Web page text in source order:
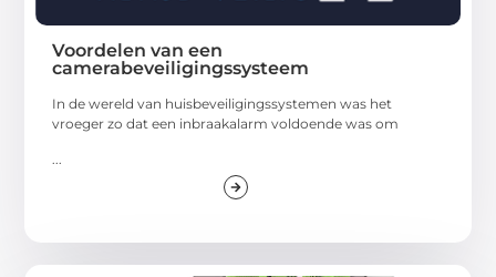
Voordelen van een
camerabeveiligingssysteem
In de wereld van huisbeveiligingssystemen was het
vroeger zo dat een inbraakalarm voldoende was om
...